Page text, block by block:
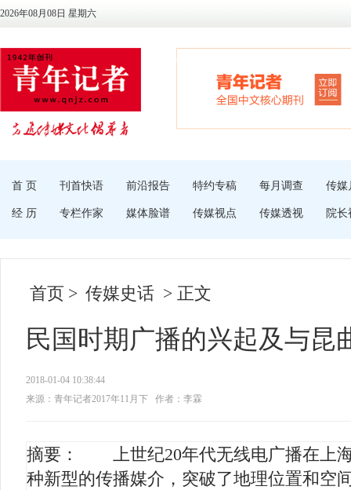
2026年08月08日 星期六
首 页 刊首快语 前沿报告 特约专稿 每月调查 传媒
经 历 专栏作家 媒体脸谱 传媒视点 传媒透视 院长
首页 > 传媒史话 > 正文
民国时期广播的兴起及与昆
2018-01-04 10:38:44
来源：青年记者2017年11月下
作者：李霖
摘要： 上世纪20年代无线电广播在
种新型的传播媒介，突破了地理位置和空